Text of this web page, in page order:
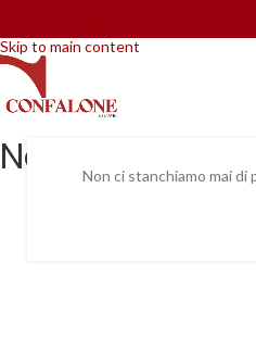
Skip to main content
NovitàNon ci stanchiamo mai di